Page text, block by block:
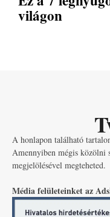
világon
A honlapon található
Amennyiben mégis közölni
megjelölésével megteheted.
Média felületeinket az